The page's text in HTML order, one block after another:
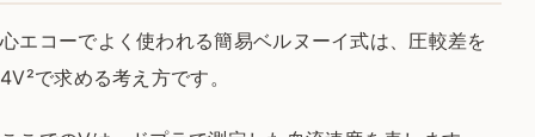
心エコーでよく使われる簡易ベルヌーイ式は、圧較差を
4V²で求める考え方です。